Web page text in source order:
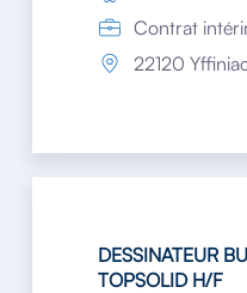
Contrat
22120
DESSINATEUR
TOPSOLID H/F